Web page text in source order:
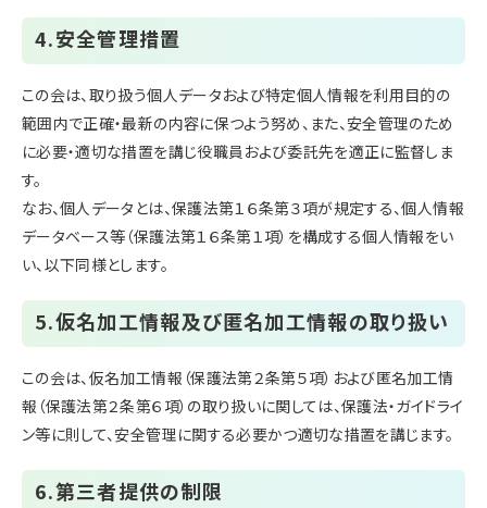
4.安全管理措置
この会は、取り扱う個人データおよび特定個人情報を利用目的の
範囲内で正確・最新の内容に保つよう努め、また、安全管理のため
に必要・適切な措置を講じ役職員および委託先を適正に監督しま
す。
なお、個人データとは、保護法第１６条第３項が規定する、個人情報
データベース等（保護法第１６条第１項）を構成する個人情報をい
い、以下同様とします。
5.仮名加工情報及び匿名加工情報の取り扱い
この会は、仮名加工情報（保護法第２条第５項）および匿名加工情
報（保護法第２条第６項）の取り扱いに関しては、保護法・ガイドライ
ン等に則して、安全管理に関する必要かつ適切な措置を講じます。
6.第三者提供の制限